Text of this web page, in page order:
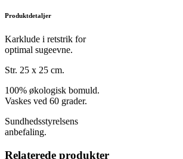
Produktdetaljer
Karklude i retstrik for
optimal sugeevne.
Str. 25 x 25 cm.
100% økologisk bomuld.
Vaskes ved 60 grader.
Sundhedsstyrelsens
anbefaling.
Relaterede produkter